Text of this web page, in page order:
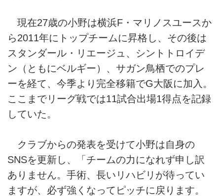
現在27歳の小野は横浜F・マリノスユースか
ら2011年にトップチームに昇格し、その後は
スタンダール・リエージュ、シントトロイデ
ン（ともにベルギー）、サガン鳥栖でのプレ
ーを経て、今季より完全移籍でG大阪に加入。
ここまでリーグ戦では11試合出場1得点を記録
していた。
クラブからの発表を受けて小野は自身の
SNSを更新し、「チームの力になれず申し訳
ありません。手術、長いリハビリが待ってい
ますが、必ず強くなってピッチに戻ります。